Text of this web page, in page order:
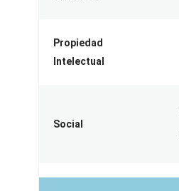
Propiedad
Intelectual
Social